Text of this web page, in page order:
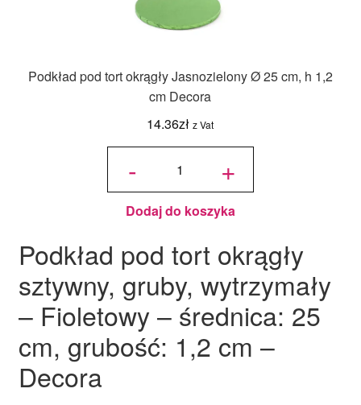
Podkład pod tort okrągły Jasnozielony Ø 25 cm, h 1,2
cm Decora
14.36zł z Vat
-
ilość
Jasnozielony
Ø 25 cm, h
Decora +
Dodaj do koszyka
Podkład pod tort okrągły
sztywny, gruby, wytrzymały
– Fioletowy – średnica: 25
cm, grubość: 1,2 cm –
Decora